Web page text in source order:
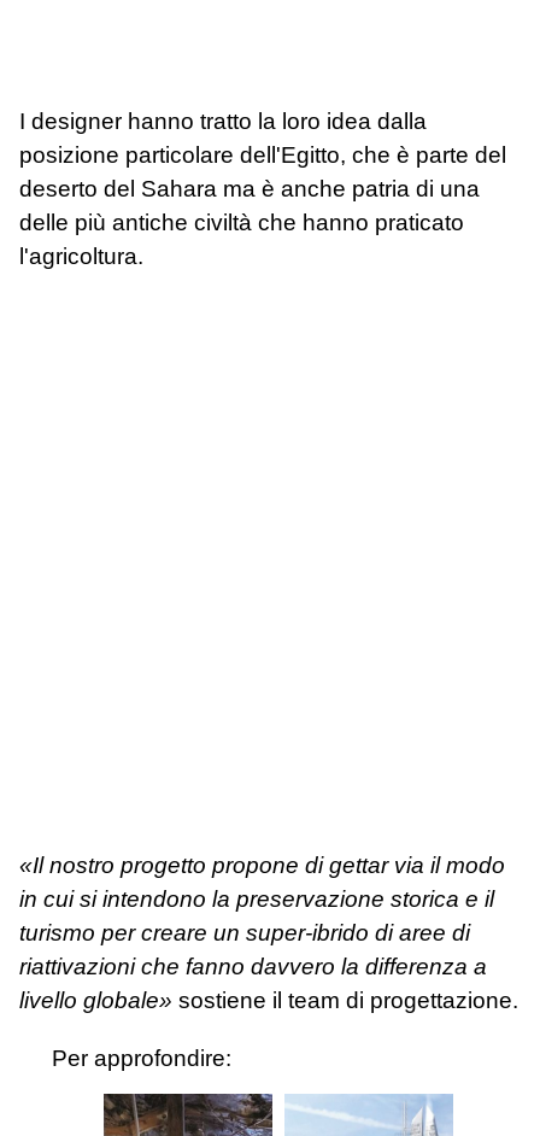
I designer hanno tratto la loro idea dalla
posizione particolare dell'Egitto, che è parte del
deserto del Sahara ma è anche patria di una
delle più antiche civiltà che hanno praticato
l'agricoltura.
«Il nostro progetto propone di gettar via il modo
in cui si intendono la preservazione storica e il
turismo per creare un super-ibrido di aree di
riattivazioni che fanno davvero la differenza a
livello globale» sostiene il team di progettazione.
Per approfondire: